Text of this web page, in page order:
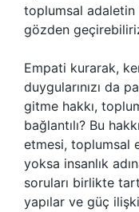
toplumsal
gözden
Empati kurarak,
duygularınızı da
gitme hakkı,
bağlantılı? Bu
etmesi, toplumsal
yoksa insanlık
soruları birlikte
yapılar ve güç